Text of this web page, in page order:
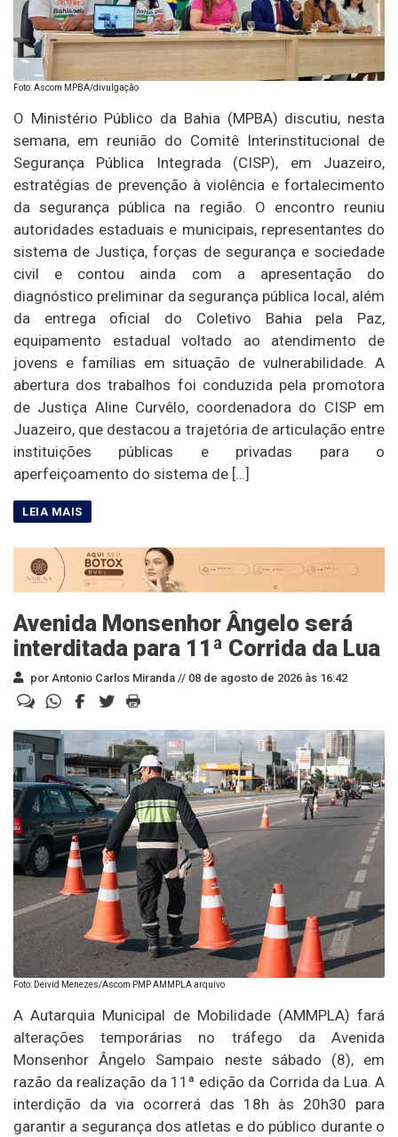
Foto: Ascom MPBA/divulgação
O Ministério Público da Bahia (MPBA) discutiu, nesta
semana, em reunião do Comitê Interinstitucional de
Segurança Pública Integrada (CISP), em Juazeiro,
estratégias de prevenção à violência e fortalecimento
da segurança pública na região. O encontro reuniu
autoridades estaduais e municipais, representantes do
sistema de Justiça, forças de segurança e sociedade
civil e contou ainda com a apresentação do
diagnóstico preliminar da segurança pública local, além
da entrega oficial do Coletivo Bahia pela Paz,
equipamento estadual voltado ao atendimento de
jovens e famílias em situação de vulnerabilidade. A
abertura dos trabalhos foi conduzida pela promotora
de Justiça Aline Curvêlo, coordenadora do CISP em
Juazeiro, que destacou a trajetória de articulação entre
instituições públicas e privadas para o
aperfeiçoamento do sistema de […]
Avenida Monsenhor Ângelo será
interditada para 11ª Corrida da Lua
por Antonio Carlos Miranda // 08 de agosto de 2026 às 16:42
Foto: Deivid Menezes/Ascom PMP AMMPLA arquivo
A Autarquia Municipal de Mobilidade (AMMPLA) fará
alterações temporárias no tráfego da Avenida
Monsenhor Ângelo Sampaio neste sábado (8), em
razão da realização da 11ª edição da Corrida da Lua. A
interdição da via ocorrerá das 18h às 20h30 para
garantir a segurança dos atletas e do público durante o